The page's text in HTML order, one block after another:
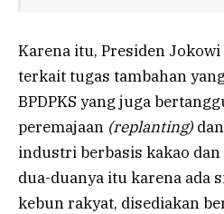
Karena itu, Presiden
terkait tugas tambahan
BPDPKS yang juga
peremajaan (replanting)
industri berbasis kakao dan
dua-duanya itu karena ada
kebun rakyat, disediakan